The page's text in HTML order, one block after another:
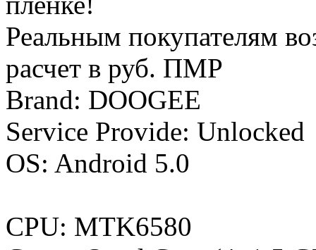
Реальным покупателям
расчет в руб. ПМР
Brand: DOOGEE
Service Provide: Unlocked
OS: Android 5.0
CPU: MTK6580